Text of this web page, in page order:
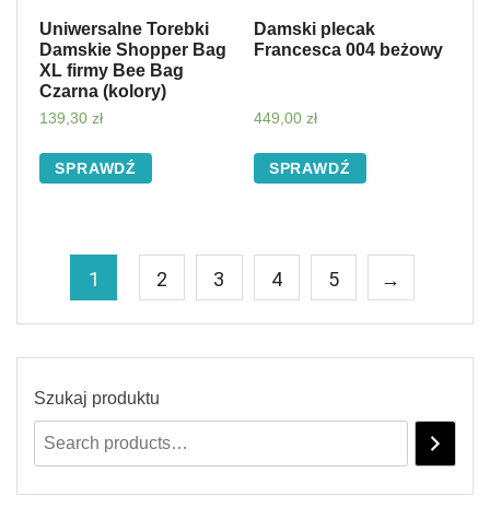
Uniwersalne Torebki
Damskie Shopper Bag
XL firmy Bee Bag
Czarna (kolory)
139,30 zł
SPRAWDŹ
Damski plecak
Francesca 004 beżowy
449,00 zł
SPRAWDŹ
1 2 3 4 5 →
Szukaj produktu